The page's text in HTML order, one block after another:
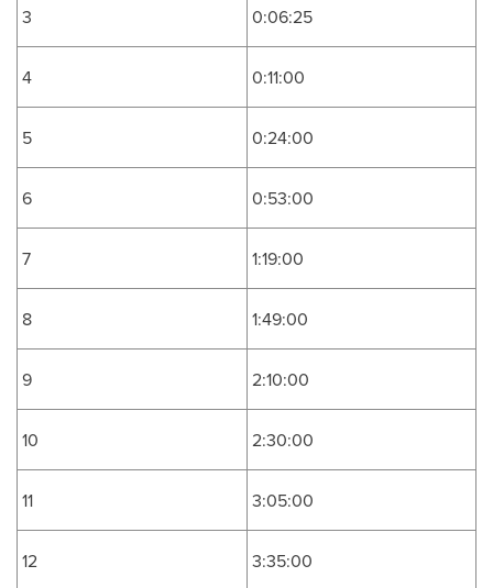
3 0:06:25
4 0:11:00
5 0:24:00
6 0:53:00
7 1:19:00
8 1:49:00
9 2:10:00
10 2:30:00
11 3:05:00
12 3:35:00